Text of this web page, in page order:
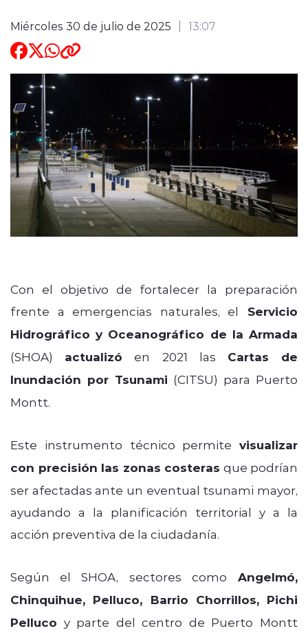
Miércoles 30 de julio de 2025 13:07
Con el objetivo de fortalecer la preparación
frente a emergencias naturales, el
Servicio
Hidrográfico y Oceanográfico de la Armada
(SHOA) actualizó en 2021 las Cartas de
Inundación por Tsunami (CITSU) para Puerto
Montt.
Este instrumento técnico permite visualizar
con precisión las zonas costeras que podrían
ser afectadas ante un eventual tsunami mayor,
ayudando a la planificación territorial y a la
acción preventiva de la ciudadanía.
Según el SHOA, sectores como Angelmó,
Chinquihue, Pelluco, Barrio Chorrillos, Pichi
Pelluco y parte del centro de Puerto Montt